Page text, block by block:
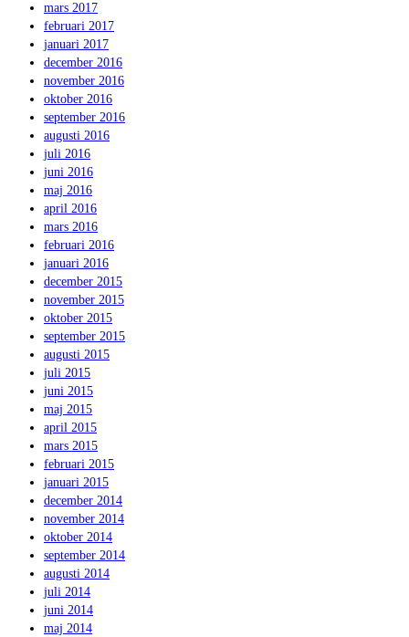
mars 2017
februari 2017
januari 2017
december 2016
november 2016
oktober 2016
september 2016
augusti 2016
juli 2016
juni 2016
maj 2016
april 2016
mars 2016
februari 2016
januari 2016
december 2015
november 2015
oktober 2015
september 2015
augusti 2015
juli 2015
juni 2015
maj 2015
april 2015
mars 2015
februari 2015
januari 2015
december 2014
november 2014
oktober 2014
september 2014
augusti 2014
juli 2014
juni 2014
maj 2014